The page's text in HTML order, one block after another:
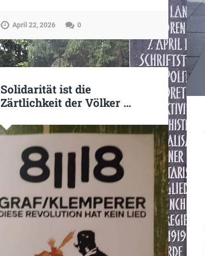
April 22, 2026 0
Solidarität ist die
Zärtlichkeit der Völker …